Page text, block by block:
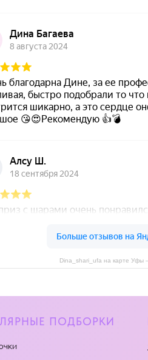
Dina_shari_ufa на карте Уфы
ПОДБОРКИ